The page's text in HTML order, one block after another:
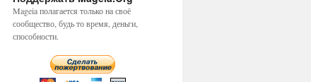
Mageia полагается только на своё
сообщество, будь то время, деньги,
способности.